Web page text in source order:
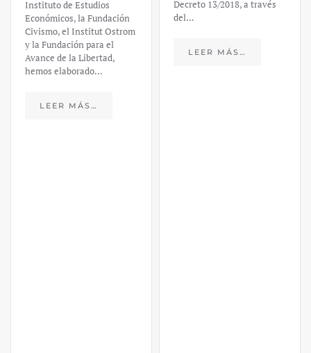
Instituto de Estudios
Económicos, la Fundación
Civismo, el Institut Ostrom
y la Fundación para el
Avance de la Libertad,
hemos elaborado…
LEER MÁS…
Decreto 13/2018, a través
del…
LEER MÁS…